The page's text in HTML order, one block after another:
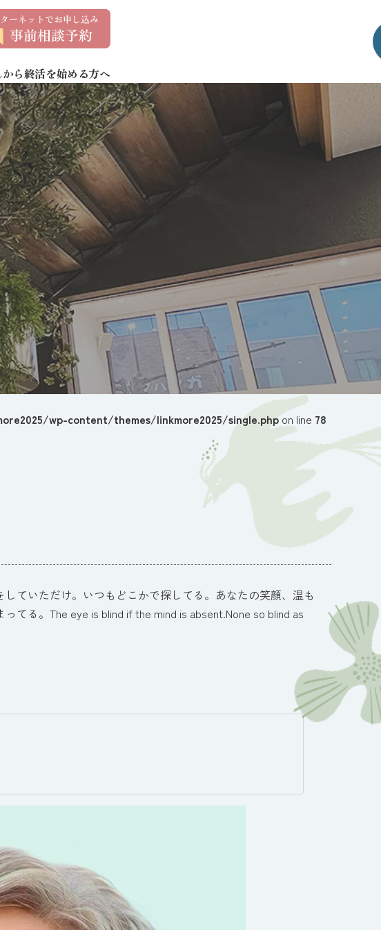
-
7
3
5
1
4
0
7
から終活を始める方へ
wp-content/themes/linkmore2025/single.phpon line 78
ていただけ。いつもどこかで探してる。あなたの笑顔、温も
てる。The eye is blind if the mind is absent.None so blind as